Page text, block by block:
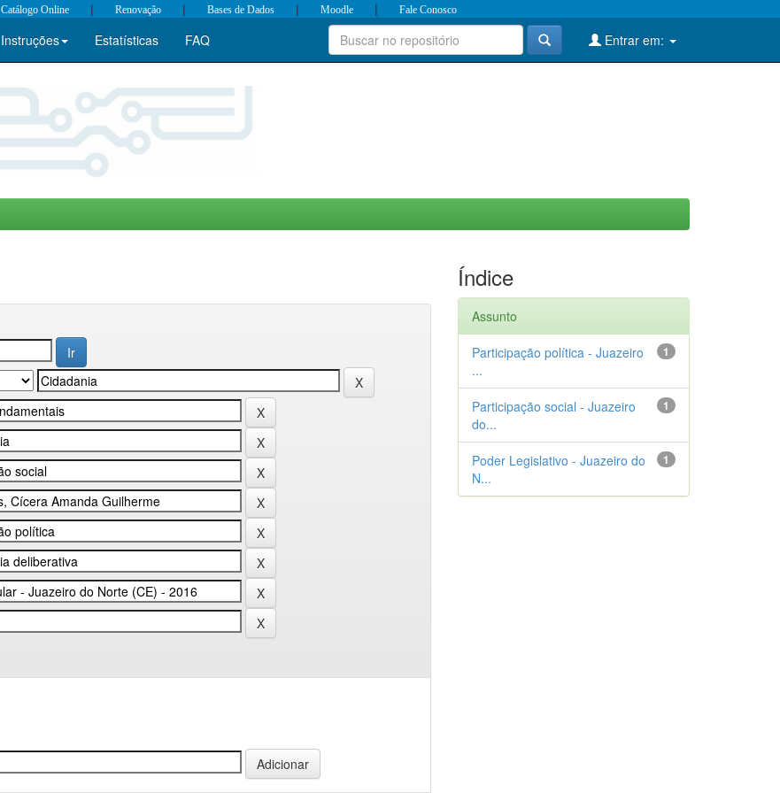
Catálogo Online | Renovação | Bases de Dados | Moodle | Fale Conosco
Instruções Estatísticas FAQ Entrar em:
Índice
Assunto
1
Participação política - Juazeiro
...
1
Participação social - Juazeiro
do...
1
Poder Legislativo - Juazeiro do
N...